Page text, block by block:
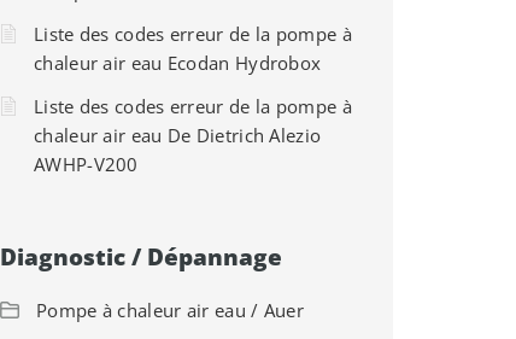
Liste des codes erreur de la pompe à
chaleur air eau Ecodan Hydrobox
Liste des codes erreur de la pompe à
chaleur air eau De Dietrich Alezio
AWHP-V200
Diagnostic / Dépannage
Pompe à chaleur air eau / Auer